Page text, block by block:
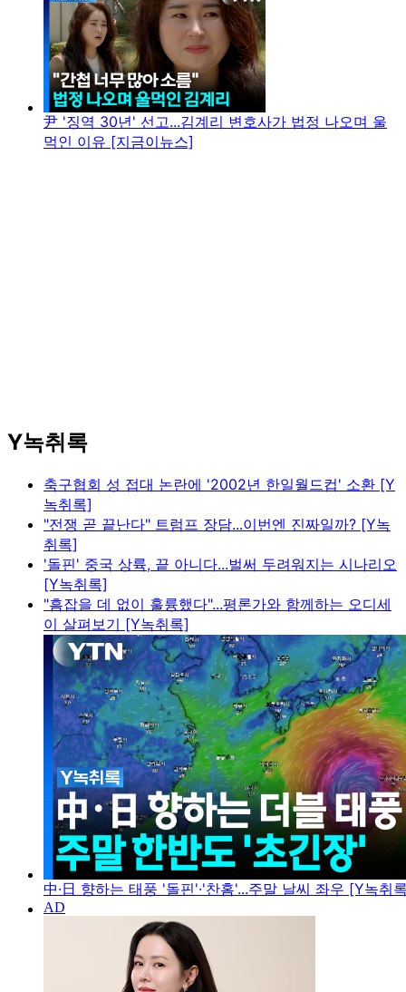
尹 '징역 30년' 선고...김계리 변호사가 법정 나오며 울
먹인 이유 [지금이뉴스]
Y녹취록
축구협회 성 접대 논란에 '2002년 한일월드컵' 소환 [Y
녹취록]
"전쟁 곧 끝난다" 트럼프 장담...이번엔 진짜일까? [Y녹
취록]
'돌핀' 중국 상륙, 끝 아니다...벌써 두려워지는 시나리오
[Y녹취록]
"흠잡을 데 없이 훌륭했다"...평론가와 함께하는 오디세
이 살펴보기 [Y녹취록]
中·日 향하는 태풍 '돌핀'·'찬홈'...주말 날씨 좌우 [Y녹취